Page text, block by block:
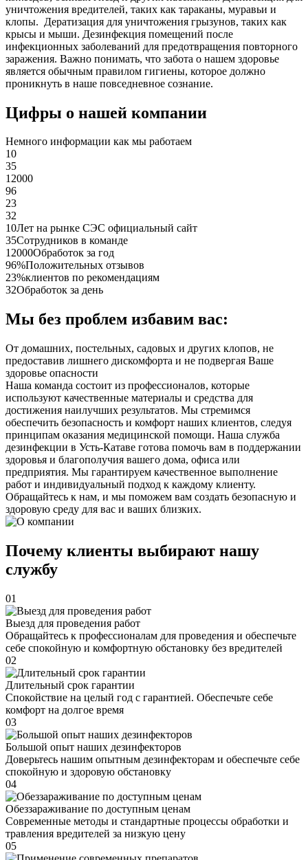
уничтожения вредителей, таких как тараканы, муравьи и
клопы. Дератизация для уничтожения грызунов, таких как
крысы и мыши. Дезинфекция помещений после
инфекционных заболеваний для предотвращения повторного
заражения. Важно понимать, что забота о нашем здоровье
является обычным правилом гигиены, которое должно
проникнуть в наше повседневное сознание.
Цифры о нашей компании
Немного информации как мы работаем
10
35
12000
96
23
32
10Лет на рынке СЭС официальный сайт
35Сотрудников в команде
12000Обработок за год
96%Положительных отзывов
23%клиентов по рекомендациям
32Обработок за день
Мы без проблем избавим вас:
От домашних, постельных, садовых и других клопов, не
предоставив лишнего дискомфорта и не подвергая Ваше
здоровье опасности
Наша команда состоит из профессионалов, которые
используют качественные материалы и средства для
достижения наилучших результатов. Мы стремимся
обеспечить безопасность и комфорт наших клиентов, следуя
принципам оказания медицинской помощи. Наша служба
дезинфекции в Усть-Катаве готова помочь вам в поддержании
здоровья и благополучия вашего дома, офиса или
предприятия. Мы гарантируем качественное выполнение
работ и индивидуальный подход к каждому клиенту.
Обращайтесь к нам, и мы поможем вам создать безопасную и
здоровую среду для вас и ваших близких.
Почему клиенты выбирают нашу
службу
01
Выезд для проведения работ
Обращайтесь к профессионалам для проведения и обеспечьте
себе спокойную и комфортную обстановку без вредителей
02
Длительный срок гарантии
Спокойствие на целый год с гарантией. Обеспечьте себе
комфорт на долгое время
03
Большой опыт наших дезинфекторов
Доверьтесь нашим опытным дезинфекторам и обеспечьте себе
спокойную и здоровую обстановку
04
Обеззараживание по доступным ценам
Современные методы и стандартные процессы обработки и
травления вредителей за низкую цену
05